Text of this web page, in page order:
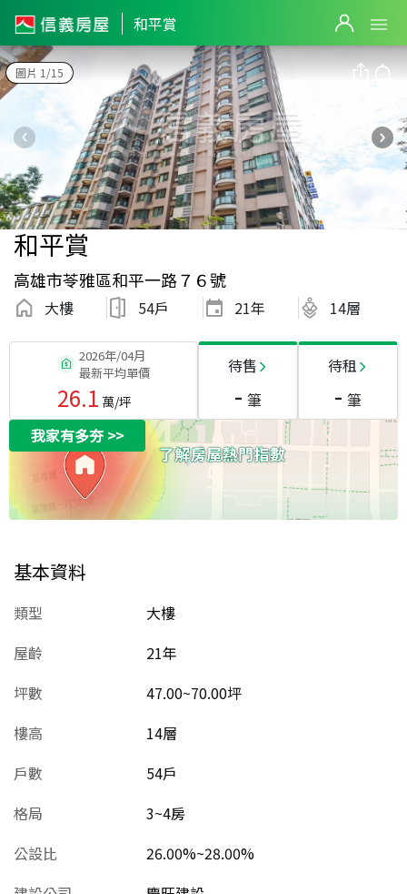
和平賞
圖片 1/15
和平賞
高雄市苓雅區和平一路７６號
大樓 54戶 21年 14層
2026年/04月
最新平均單價
26.1 萬/坪
待售
- 筆
待租
- 筆
我家有多夯>>
基本資料
類型
大樓
屋齡
21年
坪數
47.00~70.00坪
樓高
14層
戶數
54戶
格局
3~4房
公設比
26.00%~28.00%